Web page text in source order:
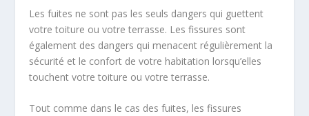
Les fuites ne sont pas les seuls dangers qui guettent
votre toiture ou votre terrasse. Les fissures sont
également des dangers qui menacent régulièrement la
sécurité et le confort de votre habitation lorsqu’elles
touchent votre toiture ou votre terrasse.
Tout comme dans le cas des fuites, les fissures